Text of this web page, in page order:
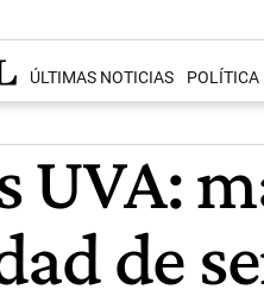
ÚLTIMAS NOTICIAS POLÍTICA
UVA:
de